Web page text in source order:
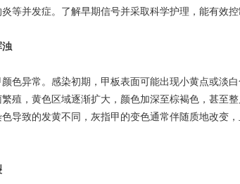
等并发症。了解早期信号并采取科学护理，能有效控
浊
异常。感染初期，甲板表面可能出现小黄点或淡白
殖，黄色区域逐渐扩大，颜色加深至棕褐色，甚至
导致的发黄不同，灰指甲的变色通常伴随质地改变